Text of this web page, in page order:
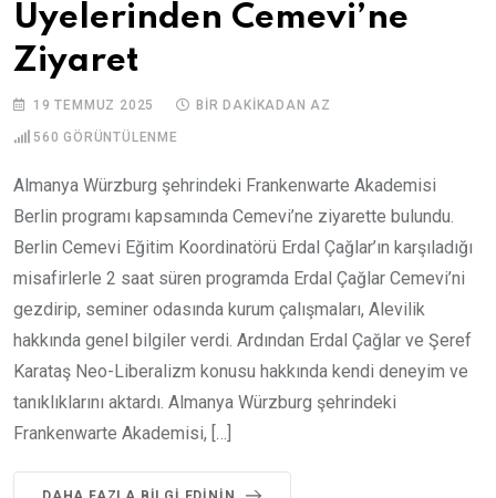
Üyelerinden Cemevi’ne
Ziyaret
19 TEMMUZ 2025 BIR DAKIKADAN AZ
560 GÖRÜNTÜLENME
Almanya Würzburg şehrindeki Frankenwarte Akademisi
Berlin programı kapsamında Cemevi’ne ziyarette bulundu.
Berlin Cemevi Eğitim Koordinatörü Erdal Çağlar’ın karşıladığı
misafirlerle 2 saat süren programda Erdal Çağlar Cemevi’ni
gezdirip, seminer odasında kurum çalışmaları, Alevilik
hakkında genel bilgiler verdi. Ardından Erdal Çağlar ve Şeref
Karataş Neo-Liberalizm konusu hakkında kendi deneyim ve
tanıklıklarını aktardı. Almanya Würzburg şehrindeki
Frankenwarte Akademisi, […]